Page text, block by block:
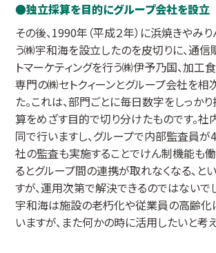
独立採算を目的にグループ会社を設立
その後、1990年（平成２年）に浜焼きやみ
う㈱宇和海を設立したのを皮切りに、通信
トマーケティングを行う㈱伊予乃国、加工
専門の㈱セトクィーンとグループ会社を相
た。これは、部門ごとに毎日数字をしっか
算をめざす目的で切り分けたものです。
同で行いますし、グループで内部監査員が
社の監査も実施することでけん制機能も働
るとグループ間の連携が取れなくなる、と
すが、運用次第で解決できるのではないで
宇和海は施設の老朽化や従業員の高齢化
いますが、また何かの時に活用したいと考